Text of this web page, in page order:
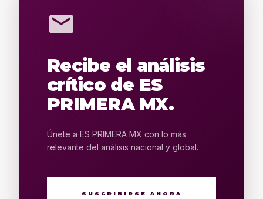
mail
Recibe el análisis
crítico de ES
PRIMERA MX.
Únete a ES PRIMERA MX con lo más
relevante del análisis nacional y global.
SUSCRIBIRSE AHORA